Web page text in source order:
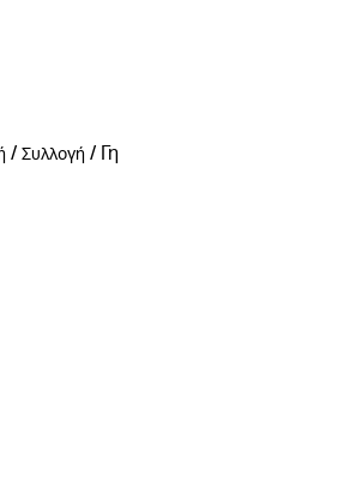
/ Συλλογή / Γη